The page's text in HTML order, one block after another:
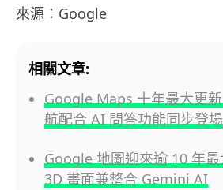
來源：Google
相關文章:
Google Maps 十年最大更
航配合 AI 問答功能同步登場
Google 地圖迎來逾 10 年
3D 畫面兼整合 Gemini AI